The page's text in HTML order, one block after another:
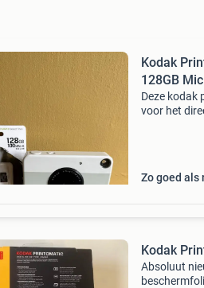
Kodak
128GB
Deze kodak
voor het
Zo goed als
Kodak
Absoluut